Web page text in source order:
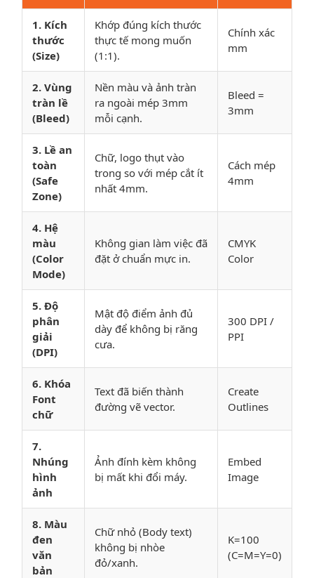
1. Kích
thước
(Size)
Khớp đúng kích thước
thực tế mong muốn
(1:1).
Chính xác
mm
2. Vùng
tràn lề
(Bleed)
Nền màu và ảnh tràn
ra ngoài mép 3mm
mỗi cạnh.
Bleed =
3mm
3. Lề an
toàn
(Safe
Zone)
Chữ, logo thụt vào
trong so với mép cắt ít
nhất 4mm.
Cách mép
4mm
4. Hệ
màu
(Color
Mode)
Không gian làm việc đã
đặt ở chuẩn mực in.
CMYK
Color
5. Độ
phân
giải
(DPI)
Mật độ điểm ảnh đủ
dày để không bị răng
cưa.
300 DPI /
PPI
6. Khóa
Font
chữ
Text đã biến thành
đường vẽ vector.
Create
Outlines
7.
Nhúng
hình
ảnh
Ảnh đính kèm không
bị mất khi đổi máy.
Embed
Image
8. Màu
đen
văn
bản
Chữ nhỏ (Body text)
không bị nhòe
đỏ/xanh.
K=100
(C=M=Y=0)